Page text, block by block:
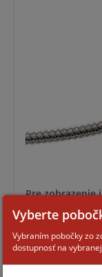
Pre
Vyberte
Vybraním pobočky zo
dostupnosť na